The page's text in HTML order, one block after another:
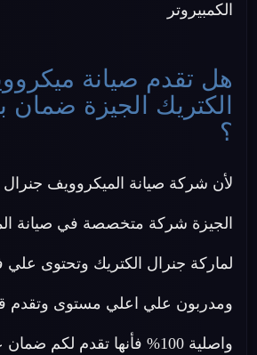
الكمبيروتر
هل تقدم صيانة
الكتريك الجيزة ضمان
؟
لأن شركة صيانة الميكروويف
الجيزة شركة متخصصة في صيانة
لماركة جنرال الكتريك وتحتوى
ومدربون علي اعلي مستوى وتقدم
واصلية 100% فأنها تقدم لكم